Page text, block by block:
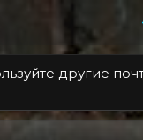
другие